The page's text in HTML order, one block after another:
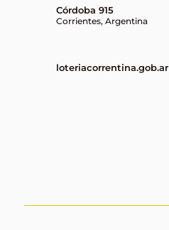
Córdoba 915
Corrientes, Argentina
loteriacorrentina.gob.ar